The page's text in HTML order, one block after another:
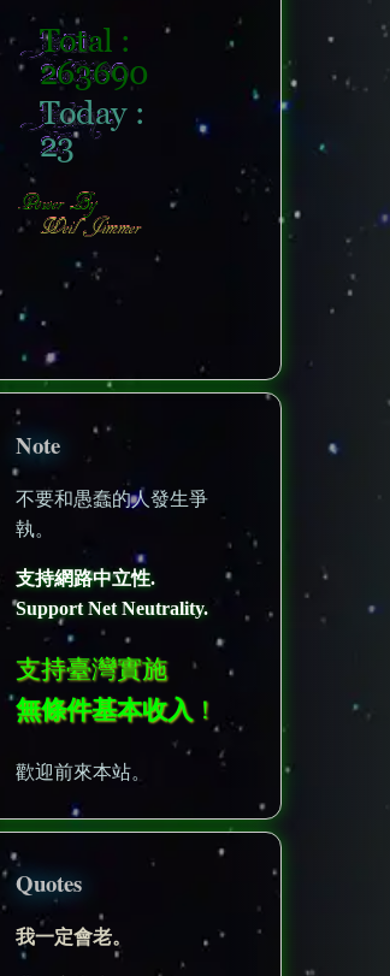
nonenonenone
Note
不要和愚蠢的人發生爭
執。
支持網路中立性.
Support Net Neutrality.
支持臺灣實施
無條件基本收入 ！
歡迎前來本站。
Quotes
我一定會老。